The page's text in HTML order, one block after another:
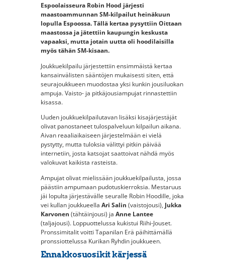
Espoolaisseura Robin Hood järjesti
maastoammunnan SM-kilpailut heinäkuun
lopulla Espoossa. Tällä kertaa pysyttiin Oittaan
maastossa ja jätettiin kaupungin keskusta
vapaaksi, mutta jotain uutta oli hoodilaisilla
myös tähän SM-kisaan.
Joukkuekilpailu järjestettiin ensimmäistä kertaa
kansainvälisten sääntöjen mukaisesti siten, että
seurajoukkueen muodostaa yksi kunkin jousiluokan
ampuja. Vaisto- ja pitkäjousiampujat rinnastettiin
kisassa.
Uuden joukkuekilpailutavan lisäksi kisajärjestäjät
olivat panostaneet tulospalveluun kilpailun aikana.
Aivan reaaliaikaiseen järjestelmään ei vielä
pystytty, mutta tuloksia välittyi pitkin päivää
internetiin, josta katsojat saattoivat nähdä myös
valokuvat kaikista rasteista.
Ampujat olivat mielissään joukkuekilpailusta, jossa
päästiin ampumaan pudotuskierroksia. Mestaruus
jäi lopulta järjestävälle seuralle Robin Hoodille, joka
vei kullan joukkueella Ari Salin (vaistojousi), Jukka
Karvonen (tähtäinjousi) ja Anne Lantee
(taljajousi). Loppuottelussa kukistui Riihi-Jouset.
Pronssimitalit voitti Tapanilan Erä päihittämällä
pronssiottelussa Kurikan Ryhdin joukkueen.
Ennakkosuosikit kärjessä